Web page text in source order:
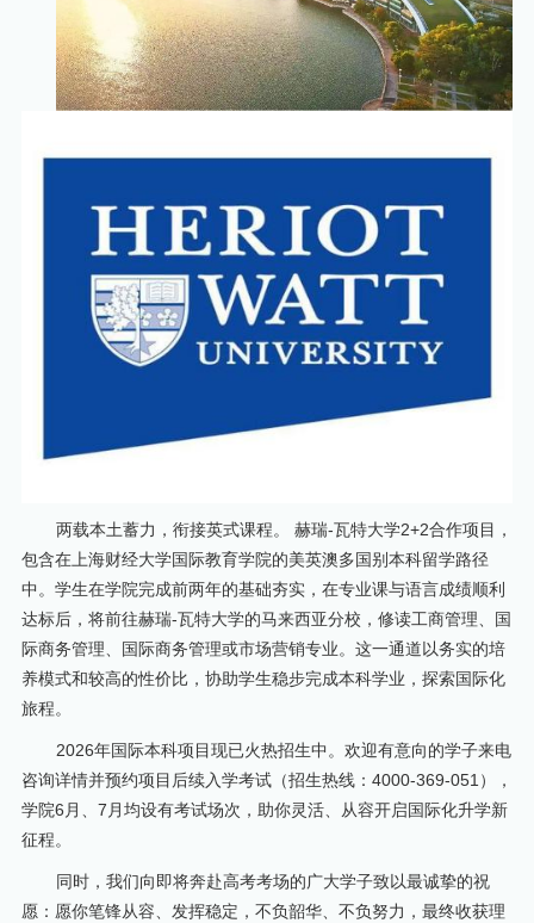
两载本土蓄力，衔接英式课程。 赫瑞-瓦特大学2+2合作项目，
包含在上海财经大学国际教育学院的美英澳多国别本科留学路径
中。学生在学院完成前两年的基础夯实，在专业课与语言成绩顺利
达标后，将前往赫瑞-瓦特大学的马来西亚分校，修读工商管理、国
际商务管理、国际商务管理或市场营销专业。这一通道以务实的培
养模式和较高的性价比，协助学生稳步完成本科学业，探索国际化
旅程。
2026年国际本科项目现已火热招生中。欢迎有意向的学子来电
咨询详情并预约项目后续入学考试（招生热线：4000-369-051），
学院6月、7月均设有考试场次，助你灵活、从容开启国际化升学新
征程。
同时，我们向即将奔赴高考考场的广大学子致以最诚挚的祝
愿：愿你笔锋从容、发挥稳定，不负韶华、不负努力，最终收获理